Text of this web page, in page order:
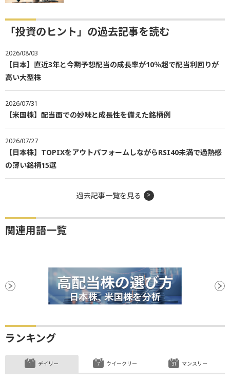
「投資のヒント」の過去記事を読む
2026/08/03
【日本】直近3年と今期予想配当の成長率が10％超で配当利回りが
高い大型株
2026/07/31
【米国株】配当面での妙味と成長性を備えた銘柄例
2026/07/27
【日本株】TOPIXをアウトパフォームしながらRSI40未満で過熱感
の薄い銘柄15選
過去記事一覧を見る
関連用語一覧
ランキング
デイリー ウイークリー マンスリー